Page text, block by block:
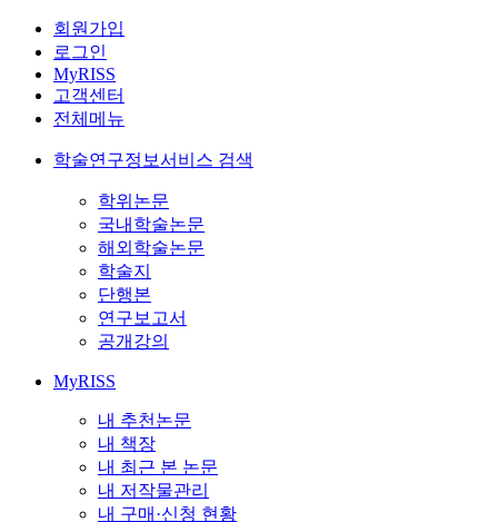
회원가입
로그인
MyRISS
고객센터
전체메뉴
학술연구정보서비스 검색
학위논문
국내학술논문
해외학술논문
학술지
단행본
연구보고서
공개강의
MyRISS
내 추천논문
내 책장
내 최근 본 논문
내 저작물관리
내 구매·신청 현황